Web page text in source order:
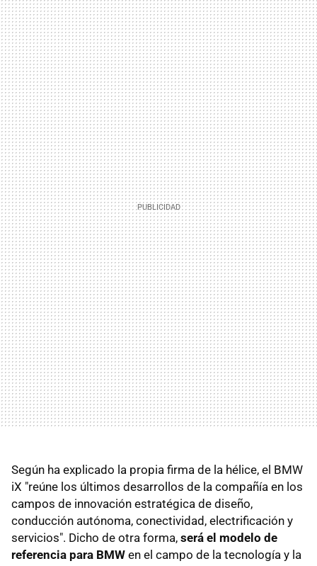
Según ha explicado la propia firma de la hélice, el BMW
iX "reúne los últimos desarrollos de la compañía en los
campos de innovación estratégica de diseño,
conducción autónoma, conectividad, electrificación y
servicios". Dicho de otra forma, será el modelo de
referencia para BMW en el campo de la tecnología y la